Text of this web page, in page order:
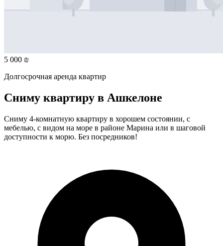
5 000 ₪
Долгосрочная аренда квартир
Сниму квартиру в Ашкелоне
Сниму 4-комнатную квартиру в хорошем состоянии, с
мебелью, с видом на море в районе Марина или в шаговой
доступности к морю. Без посредников!